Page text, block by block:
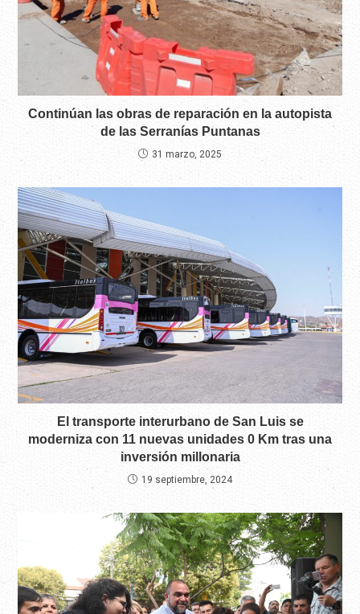
Continúan las obras de reparación en la autopista
de las Serranías Puntanas
31 marzo, 2025
El transporte interurbano de San Luis se
moderniza con 11 nuevas unidades 0 Km tras una
inversión millonaria
19 septiembre, 2024